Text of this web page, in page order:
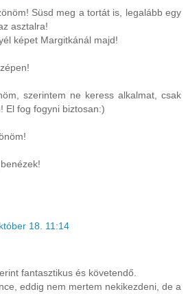
Süsd meg a tortát is, legalább egy
asztalra!
képet Margitkánál majd!
szerintem ne keress alkalmat, csak
El fog fogyni biztosan:)
18. 11:14
fantasztikus és követendő.
eddig nem mertem nekikezdeni, de a